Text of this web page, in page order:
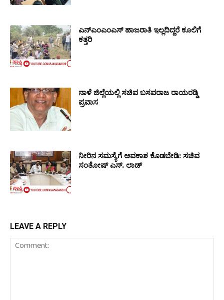
ಎನ್‌ಎಂಎಂಎಸ್‌ ಹಾಜರಾತಿ ಇಲ್ಲದಿದ್ದರೆ ಕೂಲಿಗೆ
ಕತ್ತರಿ
ನಾಳೆ ಜಿಲ್ಲೆಯಲ್ಲಿ ಸಚಿವ ಬಸವರಾಜ ರಾಯರಡ್ಡಿ
ಪ್ರವಾಸ
ನೀರಿನ ಸಮಸ್ಯೆಗೆ ಅವಕಾಶ ಕೊಡಬೇಡಿ: ಸಚಿವ
ಸಂತೋಷ್ ಎಸ್. ಲಾಡ್
LEAVE A REPLY